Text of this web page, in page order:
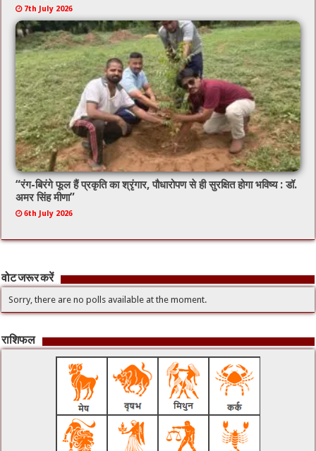
7th July 2026
“रंग-बिरंगे फूल हैं प्रकृति का श्रृंगार, पौधारोपण से ही सुरक्षित होगा भविष्य : डॉ.
अमर सिंह मीणा”
6th July 2026
वोट जरूर करें
Sorry, there are no polls available at the moment.
राशिफल